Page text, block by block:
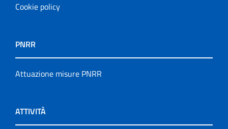
Cookie policy
PNRR
Attuazione misure PNRR
ATTIVITÀ